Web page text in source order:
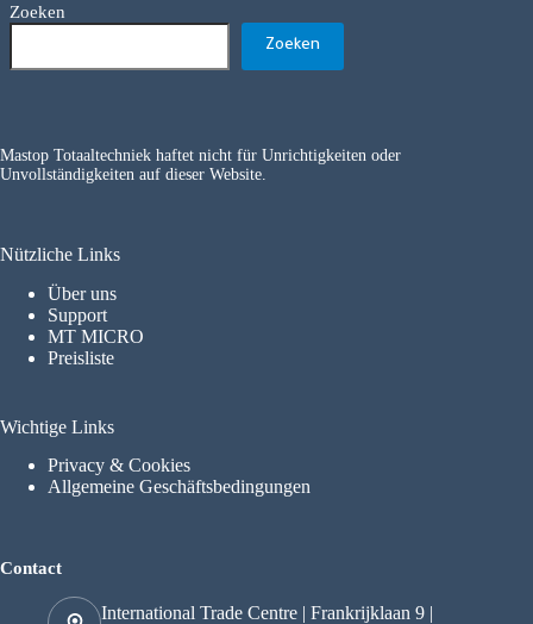
Zoeken
Zoeken
Mastop Totaaltechniek haftet nicht für Unrichtigkeiten oder
Unvollständigkeiten auf dieser Website.
Nützliche Links
Über uns
Support
MT MICRO
Preisliste
Wichtige Links
Privacy & Cookies
Allgemeine Geschäftsbedingungen
Contact
International Trade Centre | Frankrijklaan 9 |